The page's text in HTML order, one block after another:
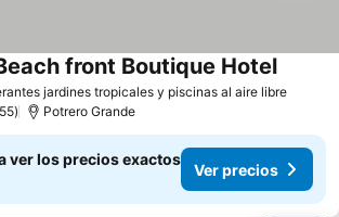
jardines tropicales y piscinas al aire libre
front Boutique Hotel
Potrero Grande
ver los precios exactos
Ver precios